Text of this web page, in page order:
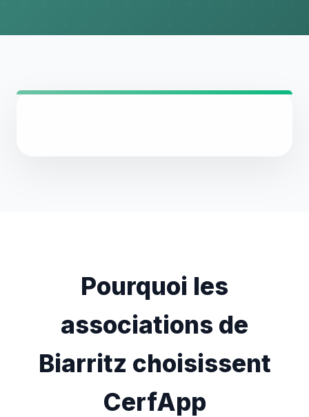
Pourquoi les
associations de
Biarritz choisissent
CerfApp